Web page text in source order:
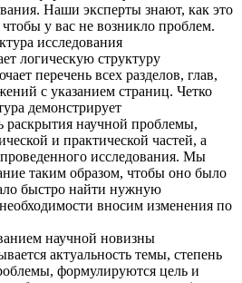
Наши эксперты знают, как это
у вас не возникло проблем.
исследования
логическую структуру
перечень всех разделов, глав,
с указанием страниц. Четко
демонстрирует
раскрытия научной проблемы,
и практической частей, а
исследования. Мы
таким образом, чтобы оно было
быстро найти нужную
вносим изменения по
научной новизны
актуальность темы, степень
формулируются цель и